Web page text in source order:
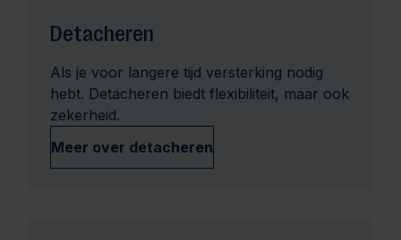
Detacheren
Als je voor langere tijd versterking nodig
hebt. Detacheren biedt flexibiliteit, maar ook
zekerheid.
Meer over detacheren